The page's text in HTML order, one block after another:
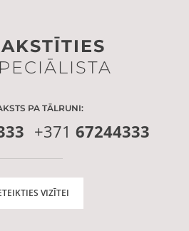
PA TĀLRUNI:
+371 67244333
VIZĪTEI